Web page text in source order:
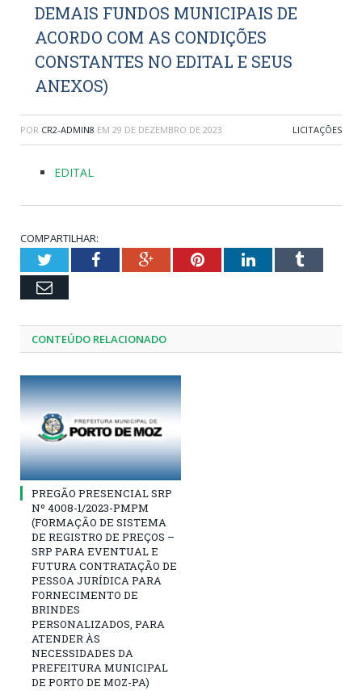
DEMAIS FUNDOS MUNICIPAIS DE
ACORDO COM AS CONDIÇÕES
CONSTANTES NO EDITAL E SEUS
ANEXOS)
POR CR2-ADMIN8 EM 29 DE DEZEMBRO DE 2023 LICITAÇÕES
EDITAL
COMPARTILHAR:
TwitterFacebookGoogle+PinterestLinkedInTumblr
Email
CONTEÚDO RELACIONADO
PREGÃO PRESENCIAL SRP
Nº 4008-1/2023-PMPM
(FORMAÇÃO DE SISTEMA
DE REGISTRO DE PREÇOS –
SRP PARA EVENTUAL E
FUTURA CONTRATAÇÃO DE
PESSOA JURÍDICA PARA
FORNECIMENTO DE
BRINDES
PERSONALIZADOS, PARA
ATENDER ÀS
NECESSIDADES DA
PREFEITURA MUNICIPAL
DE PORTO DE MOZ-PA)